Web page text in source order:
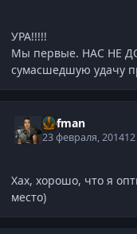
УРА!!!!!
Мы первые. НАС НЕ
сумасшедшую удачу
Defman
23 февраля, 201412
Хах, хорошо, что я
место)